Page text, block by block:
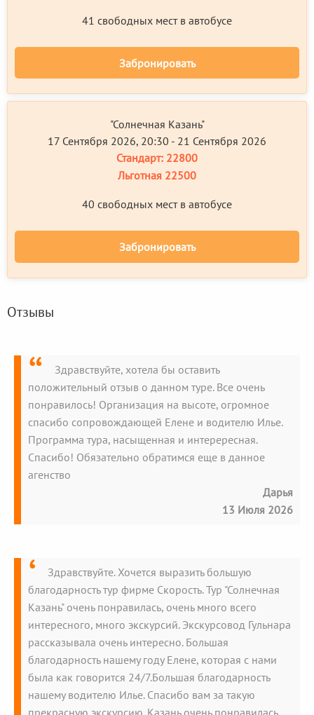
41 свободных мест в автобусе
Забронировать
"Солнечная Казань"
17 Сентября 2026, 20:30 - 21 Сентября 2026
Стандарт: 22800
Льготная 22500
40 свободных мест в автобусе
Забронировать
Отзывы
Здравствуйте, хотела бы оставить
положительный отзыв о данном туре. Все очень
понравилось! Организация на высоте, огромное
спасибо сопровождающей Елене и водителю Илье.
Программа тура, насыщенная и интерересная.
Спасибо! Обязательно обратимся еще в данное
агенство
Дарья
13 Июля 2026
Здравствуйте. Хочется выразить большую
благодарность тур фирме Скорость. Тур "Солнечная
Казань" очень понравилась, очень много всего
интересного, много экскурсий. Экскурсовод Гульнара
рассказывала очень интересно. Большая
благодарность нашему году Елене, которая с нами
была как говорится 24/7.Большая благодарность
нашему водителю Илье. Спасибо вам за такую
прекрасную экскурсию. Казань очень понравилась.